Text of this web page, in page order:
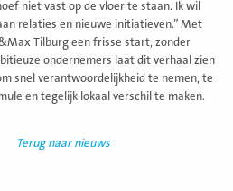
niet vast op de vloer te staan. Ik wil
relaties en nieuwe initiatieven.” Met
Tilburg een frisse start, zonder
ondernemers laat dit verhaal zien
snel verantwoordelijkheid te nemen, te
en tegelijk lokaal verschil te maken.
Terug naar nieuws